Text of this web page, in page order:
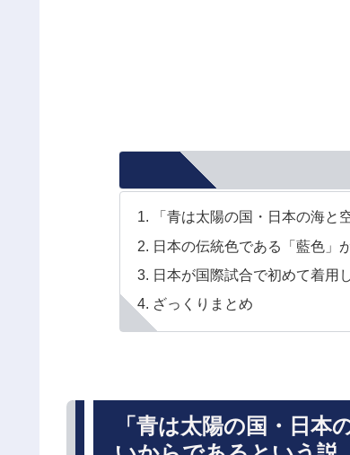
「青は太陽の国・日本の海
日本の伝統色である「藍色」
日本が国際試合で初めて着用
ざっくりまとめ
「青は太陽の国・日